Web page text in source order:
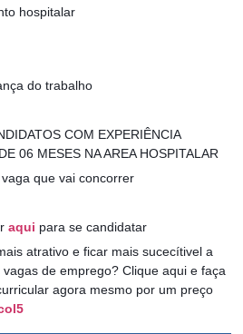
hospitalar
do trabalho
COM EXPERIÊNCIA
06 MESES NA AREA HOSPITALAR
que vai concorrer
aqui para se candidatar
atrativo e ficar mais sucecítivel a
de emprego? Clique aqui e faça
agora mesmo por um preço